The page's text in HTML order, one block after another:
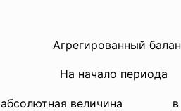
Агрегированный
На начало периода
абсолютная величина
в